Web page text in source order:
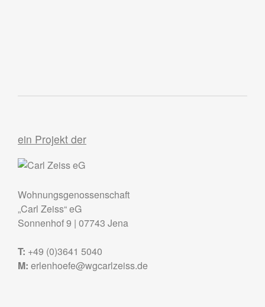
ein Projekt der
Wohnungsgenossenschaft
„Carl Zeiss“ eG
Sonnenhof 9 | 07743 Jena
T: +49 (0)3641 5040
M: erlenhoefe@wgcarlzeiss.de